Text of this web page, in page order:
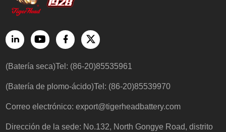
(Batería seca)Tel: (86-20)85535961
(Batería de plomo-ácido)Tel: (86-20)85539970
Correo electrónico:export@tigerheadbattery.com
Dirección de la sede: No.132, North Gongye Road, distrito